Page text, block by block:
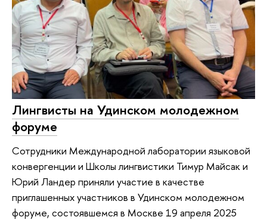
Лингвисты на Удинском молодежном
форуме
Сотрудники Международной лаборатории языковой
конвергенции и Школы лингвистики Тимур Майсак и
Юрий Ландер приняли участие в качестве
приглашенных участников в Удинском молодежном
форуме, состоявшемся в Москве 19 апреля 2025